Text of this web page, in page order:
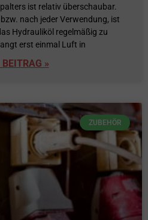
ist relativ überschaubar.
nach jeder Verwendung, ist
Hydrauliköl regelmäßig zu
erst einmal Luft in
»
ZUBEHÖR